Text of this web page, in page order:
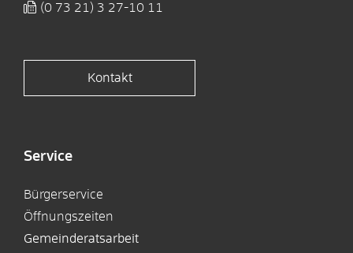
(0 73 21) 3 27-10 11
Kontakt
Service
Bürgerservice
Öffnungszeiten
Gemeinderatsarbeit